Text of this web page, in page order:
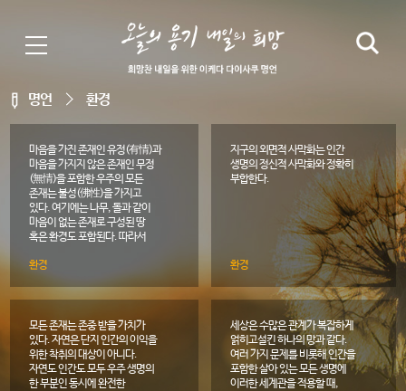
명언 환경
마음을 가진 존재인 유정(有情)과
마음을 가지지 않은 존재인 무정
(無情)을 포함한 우주의 모든
존재는 불성(佛性)을 가지고
있다. 여기에는 나무, 돌과 같이
마음이 없는 존재로 구성된 땅
혹은 환경도 포함된다. 따라서
환경파괴를 초래하는 모든 행위는
심각한 범죄에 해당한다.
환경
지구의 외면적 사막화는 인간
생명의 정신적 사막화와 정확히
부합한다.
환경
모든 존재는 존중 받을 가치가
있다. 자연은 단지 인간의 이익을
위한 착취의 대상이 아니다.
자연도 인간도 모두 우주 생명의
한 부분인 동시에 완전한
세상은 수많은 관계가 복잡하게
얽히고설킨 하나의 망과 같다.
여러 가지 문제를 비롯해 인간을
포함한 살아 있는 모든 생명에
이러한 세계관을 적용할 때,